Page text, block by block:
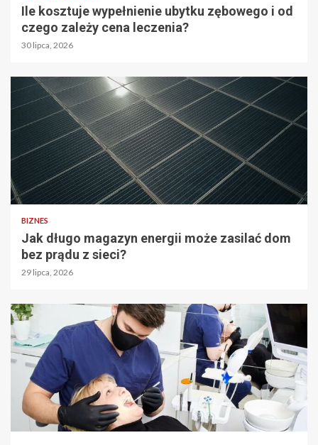
Ile kosztuje wypełnienie ubytku zębowego i od
czego zależy cena leczenia?
30 lipca, 2026
BIZNES
Jak długo magazyn energii może zasilać dom
bez prądu z sieci?
29 lipca, 2026